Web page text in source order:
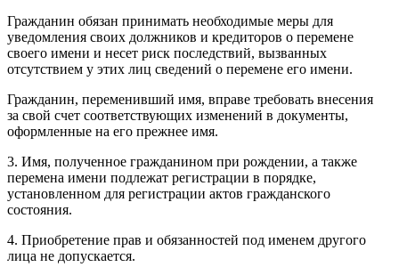
Гражданин обязан принимать необходимые меры для
уведомления своих должников и кредиторов о перемене
своего имени и несет риск последствий, вызванных
отсутствием у этих лиц сведений о перемене его имени.
Гражданин, переменивший имя, вправе требовать внесения
за свой счет соответствующих изменений в документы,
оформленные на его прежнее имя.
3. Имя, полученное гражданином при рождении, а также
перемена имени подлежат регистрации в порядке,
установленном для регистрации актов гражданского
состояния.
4. Приобретение прав и обязанностей под именем другого
лица не допускается.